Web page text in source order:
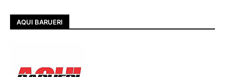
AQUI BARUERI